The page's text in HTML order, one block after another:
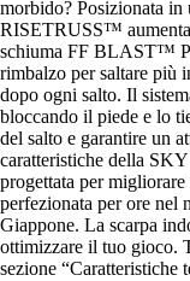
morbido? Posizionata in
RISETRUSS™
schiuma FF BLAST™
rimbalzo per saltare più
dopo ogni salto. Il
bloccando il piede e lo
del salto e garantire un
caratteristiche della
progettata per
perfezionata per ore nel
Giappone. La scarpa
ottimizzare il tuo gioco.
sezione “Caratteristiche